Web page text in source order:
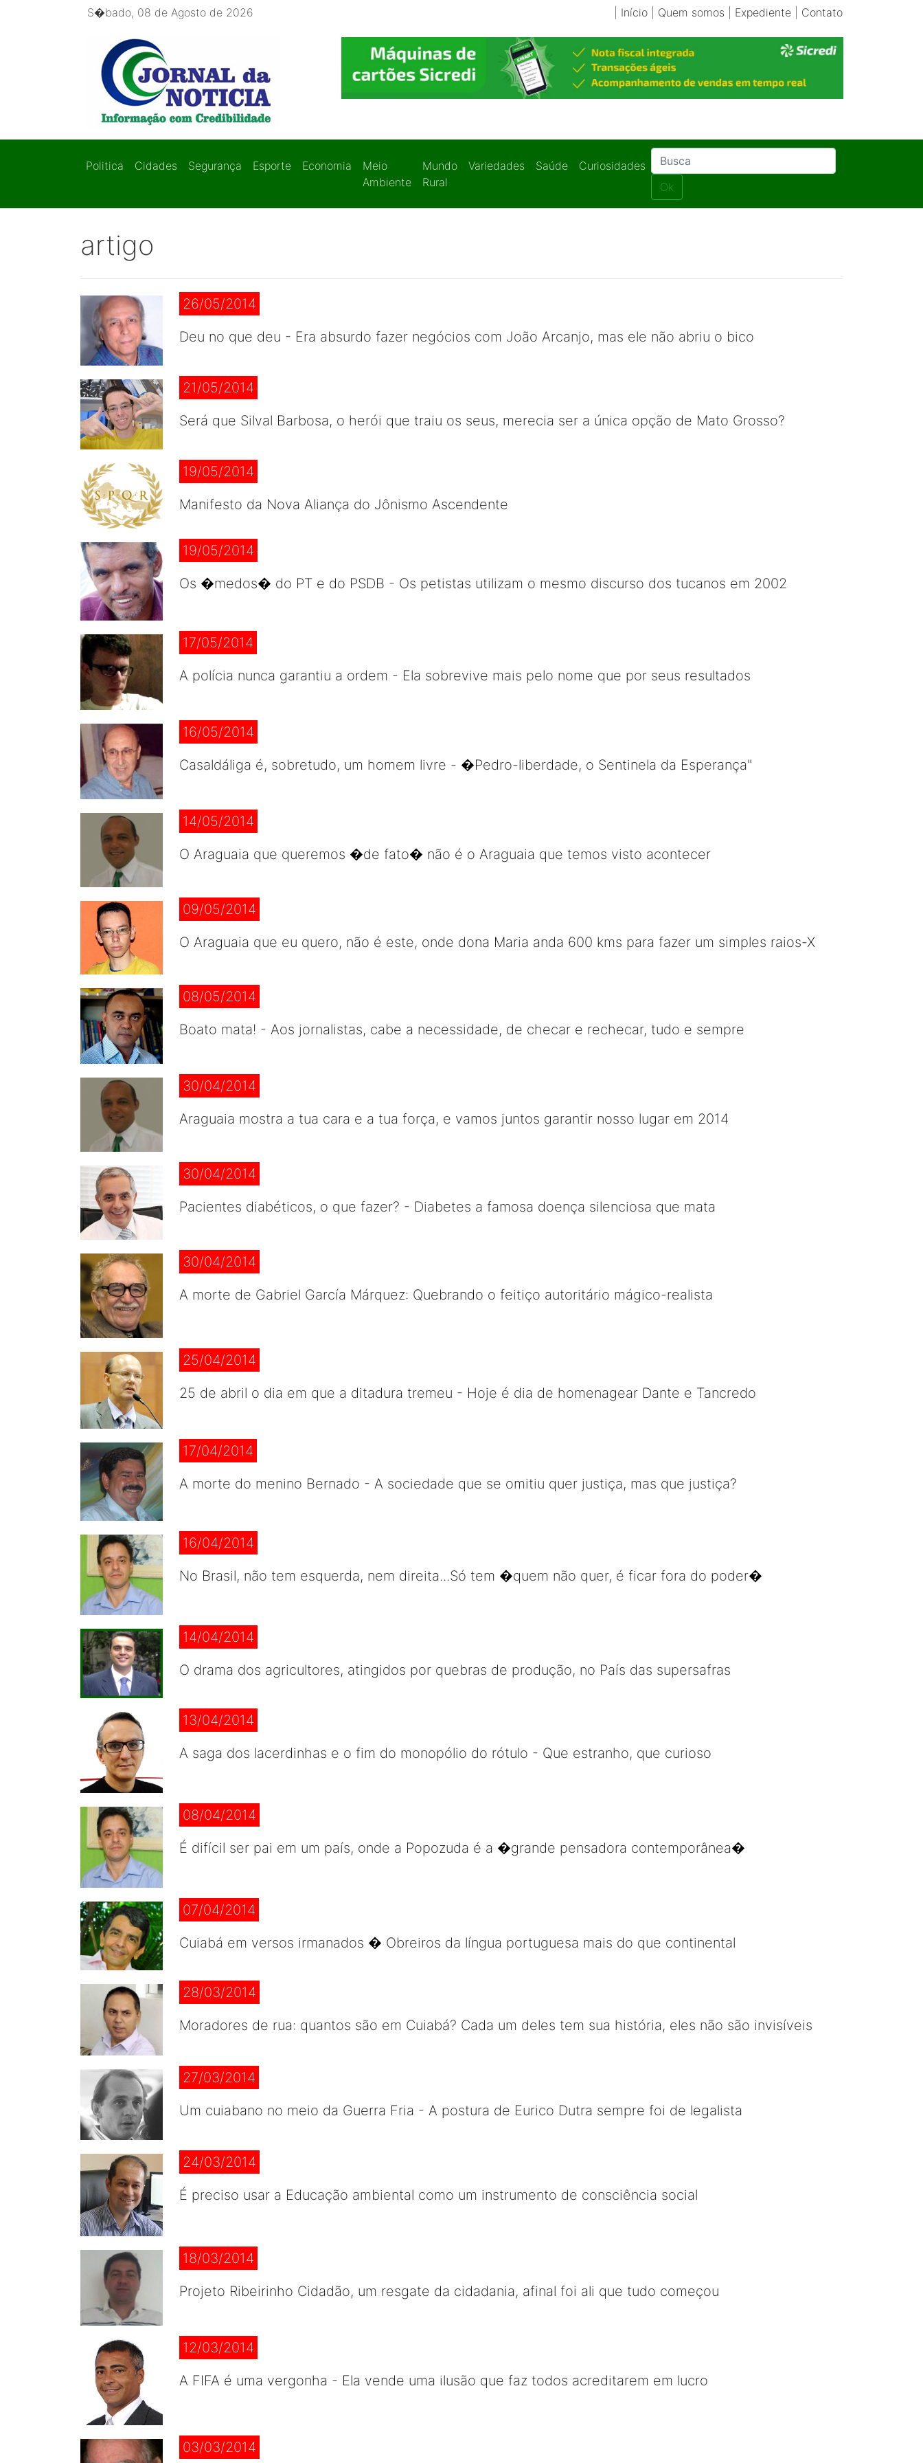
S�bado, 08 de Agosto de 2026 Início| Quem somos Expediente| Contato
Politica Cidades Segurança Esporte Economia
Meio
Ambiente
Mundo
Rural
Variedades Saúde
Curiosidades
Ok
artigo
26/05/2014
Deu no que deu - Era absurdo fazer negócios com João Arcanjo, mas ele não abriu o bico
21/05/2014
Será que Silval Barbosa, o herói que traiu os seus, merecia ser a única opção de Mato Grosso?
19/05/2014
Manifesto da Nova Aliança do Jônismo Ascendente
19/05/2014
Os �medos� do PT e do PSDB - Os petistas utilizam o mesmo discurso dos tucanos em 2002
17/05/2014
A polícia nunca garantiu a ordem - Ela sobrevive mais pelo nome que por seus resultados
16/05/2014
Casaldáliga é, sobretudo, um homem livre - �Pedro-liberdade, o Sentinela da Esperança"
14/05/2014
O Araguaia que queremos �de fato� não é o Araguaia que temos visto acontecer
09/05/2014
O Araguaia que eu quero, não é este, onde dona Maria anda 600 kms para fazer um simples raios-X
08/05/2014
Boato mata! - Aos jornalistas, cabe a necessidade, de checar e rechecar, tudo e sempre
30/04/2014
Araguaia mostra a tua cara e a tua força, e vamos juntos garantir nosso lugar em 2014
30/04/2014
Pacientes diabéticos, o que fazer? - Diabetes a famosa doença silenciosa que mata
30/04/2014
A morte de Gabriel García Márquez: Quebrando o feitiço autoritário mágico-realista
25/04/2014
25 de abril o dia em que a ditadura tremeu - Hoje é dia de homenagear Dante e Tancredo
17/04/2014
A morte do menino Bernado - A sociedade que se omitiu quer justiça, mas que justiça?
16/04/2014
No Brasil, não tem esquerda, nem direita...Só tem �quem não quer, é ficar fora do poder�
14/04/2014
O drama dos agricultores, atingidos por quebras de produção, no País das supersafras
13/04/2014
A saga dos lacerdinhas e o fim do monopólio do rótulo - Que estranho, que curioso
08/04/2014
É difícil ser pai em um país, onde a Popozuda é a �grande pensadora contemporânea�
07/04/2014
Cuiabá em versos irmanados � Obreiros da língua portuguesa mais do que continental
28/03/2014
Moradores de rua: quantos são em Cuiabá? Cada um deles tem sua história, eles não são invisíveis
27/03/2014
Um cuiabano no meio da Guerra Fria - A postura de Eurico Dutra sempre foi de legalista
24/03/2014
É preciso usar a Educação ambiental como um instrumento de consciência social
18/03/2014
Projeto Ribeirinho Cidadão, um resgate da cidadania, afinal foi ali que tudo começou
12/03/2014
A FIFA é uma vergonha - Ela vende uma ilusão que faz todos acreditarem em lucro
03/03/2014